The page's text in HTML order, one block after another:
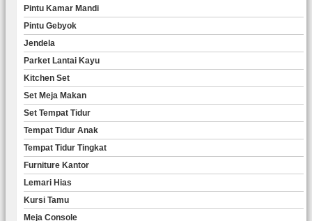
Pintu Kamar Mandi
Pintu Gebyok
Jendela
Parket Lantai Kayu
Kitchen Set
Set Meja Makan
Set Tempat Tidur
Tempat Tidur Anak
Tempat Tidur Tingkat
Furniture Kantor
Lemari Hias
Kursi Tamu
Meja Console